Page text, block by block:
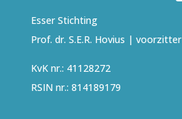
Esser Stichting
Prof. dr. S.E.R. Hovius | voorzitter
KvK nr.: 41128272
RSIN nr.: 814189179